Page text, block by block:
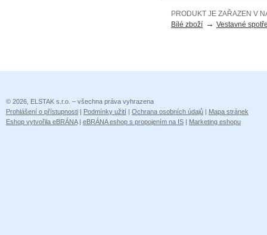
PRODUKT JE ZAŘAZEN V
Bílé zboží → Vestavné
© 2026, ELSTAK s.r.o. – všechna práva vyhrazena
Prohlášení o přístupnosti | Podmínky užití | Ochrana osobních údajů | Mapa stránek
Eshop vytvořila eBRÁNA| eBRÁNA eshop s propojením na IS | Marketing eshopu